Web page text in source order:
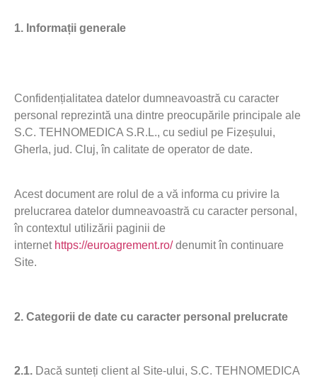
1. Informații generale
Confidențialitatea datelor dumneavoastră cu caracter
personal reprezintă una dintre preocupările principale ale
S.C. TEHNOMEDICA S.R.L., cu sediul pe Fizeșului,
Gherla, jud. Cluj, în calitate de operator de date.
Acest document are rolul de a vă informa cu privire la
prelucrarea datelor dumneavoastră cu caracter personal,
în contextul utilizării paginii de
internet https://euroagrement.ro/ denumit în continuare
Site.
2. Categorii de date cu caracter personal prelucrate
2.1. Dacă sunteți client al Site-ului, S.C. TEHNOMEDICA